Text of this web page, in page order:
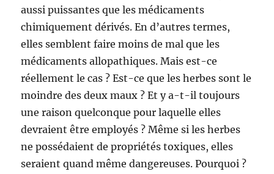
aussi puissantes que les médicaments
chimiquement dérivés. En d’autres termes,
elles semblent faire moins de mal que les
médicaments allopathiques. Mais est-ce
réellement le cas ? Est-ce que les herbes sont le
moindre des deux maux ? Et y a-t-il toujours
une raison quelconque pour laquelle elles
devraient être employés ? Même si les herbes
ne possédaient de propriétés toxiques, elles
seraient quand même dangereuses. Pourquoi ?